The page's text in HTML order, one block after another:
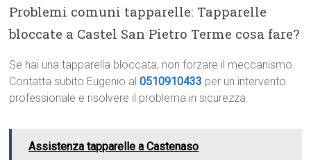
Problemi comuni tapparelle: Tapparelle
bloccate a Castel San Pietro Terme cosa fare?
Se hai una tapparella bloccata, non forzare il meccanismo.
Contatta subito Eugenio al0510910433 per un intervento
professionale e risolvere il problema in sicurezza.
Assistenza tapparelle a Castenaso